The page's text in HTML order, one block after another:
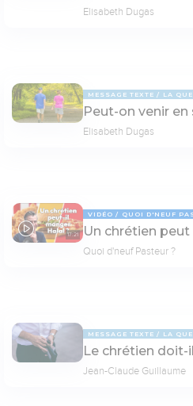
Elisabeth Dugas
MESSAGE TEXTE LA
Peut-on venir en
Elisabeth Dugas
17:21
VIDÉO QUOI D'NEUF
Un chrétien peut
Quoi d'neuf Pasteur ?
MESSAGE TEXTE LA
Le chrétien doit-
Jean-Claude Guillaume